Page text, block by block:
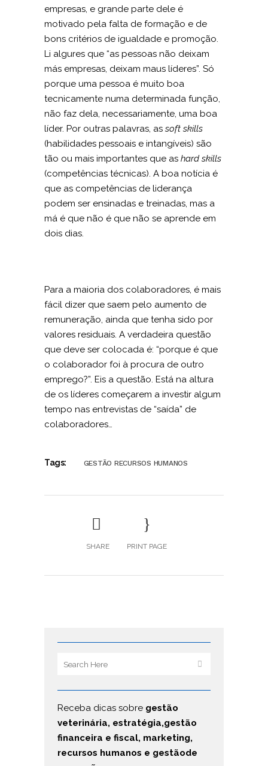
empresas, e grande parte dele é
motivado pela falta de formação e de
bons critérios de igualdade e promoção.
Li algures que “as pessoas não deixam
más empresas, deixam maus líderes”. Só
porque uma pessoa é muito boa
tecnicamente numa determinada função,
não faz dela, necessariamente, uma boa
líder. Por outras palavras, as soft skills
(habilidades pessoais e intangíveis) são
tão ou mais importantes que as hard skills
(competências técnicas). A boa notícia é
que as competências de liderança
podem ser ensinadas e treinadas, mas a
má é que não é que não se aprende em
dois dias.
Para a maioria dos colaboradores, é mais
fácil dizer que saem pelo aumento de
remuneração, ainda que tenha sido por
valores residuais. A verdadeira questão
que deve ser colocada é: “porque é que
o colaborador foi à procura de outro
emprego?”. Eis a questão. Está na altura
de os líderes começarem a investir algum
tempo nas entrevistas de “saída” de
colaboradores…
Tags: GESTÃO RECURSOS HUMANOS
SHARE PRINT PAGE
Receba dicas sobre gestão
veterinária, estratégia,gestão
financeira e fiscal, marketing,
recursos humanos e gestãode